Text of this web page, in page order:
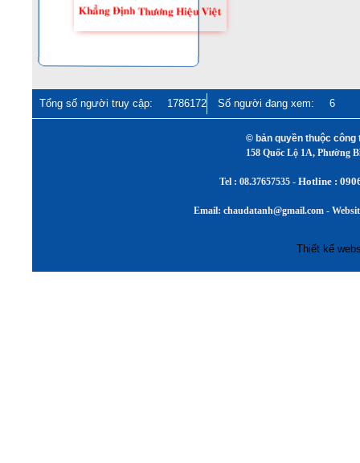
Tổng số người truy cập: 1786172 Số người đang xem: 6
© bản quyền thuộc công
158 Quốc Lộ 1A, Phường
Tel : 08.37657535 - Hotline :
Email: chaudatanh@gmail.com -
Thiết kế